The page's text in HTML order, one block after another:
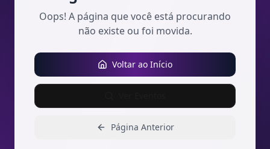
Oops! A página que você está procurando
não existe ou foi movida.
Voltar ao Início
Página Anterior